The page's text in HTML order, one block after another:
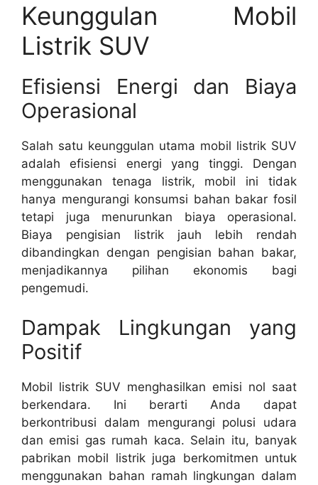
Keunggulan Mobil
Listrik SUV
Efisiensi Energi dan Biaya
Operasional
Salah satu keunggulan utama mobil listrik SUV
adalah efisiensi energi yang tinggi. Dengan
menggunakan tenaga listrik, mobil ini tidak
hanya mengurangi konsumsi bahan bakar fosil
tetapi juga menurunkan biaya operasional.
Biaya pengisian listrik jauh lebih rendah
dibandingkan dengan pengisian bahan bakar,
menjadikannya pilihan ekonomis bagi
pengemudi.
Dampak Lingkungan yang
Positif
Mobil listrik SUV menghasilkan emisi nol saat
berkendara. Ini berarti Anda dapat
berkontribusi dalam mengurangi polusi udara
dan emisi gas rumah kaca. Selain itu, banyak
pabrikan mobil listrik juga berkomitmen untuk
menggunakan bahan ramah lingkungan dalam